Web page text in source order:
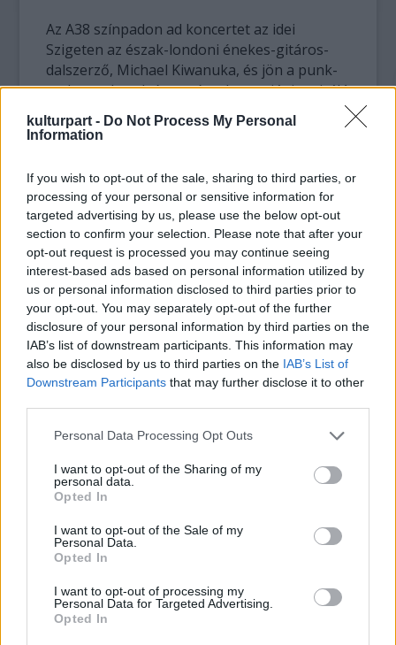
kulturpart - Do Not Process My Personal
Information
If you wish to opt-out of the sale, sharing to third parties, or
processing of your personal or sensitive information for
targeted advertising by us, please use the below opt-out
section to confirm your selection. Please note that after your
opt-out request is processed you may continue seeing
interest-based ads based on personal information utilized by
us or personal information disclosed to third parties prior to
your opt-out. You may separately opt-out of the further
disclosure of your personal information by third parties on the
IAB’s list of downstream participants. This information may
also be disclosed by us to third parties on the IAB’s List of
Downstream Participants that may further disclose it to other
Please note that this website/app uses one or more Google
not limited to your visit or usage behaviour. You may click to
grant or deny consent to Google and its third-party tags to
use your data for below specified purposes in below Google
consent section.
Personal Data Processing Opt Outs
I want to opt-out of the Sharing of my
personal data.
Opted In
I want to opt-out of the Sale of my
Personal Data.
Opted In
I want to opt-out of processing my
Personal Data for Targeted Advertising.
Opted In
Az A38 színpadon ad koncertet az idei
Szigeten az észak-londoni énekes-gitáros-
dalszerző, Michael Kiwanuka, és jön a punk-
rock zenekarok és zenészek tucatját inspiráló
Los Angeles-i Bad Religion is, amely tavaly
adta ki tizenhatodik albumát. Fellép az A38
melodramatikus alternatív popszámokat író
francia előadó, Woodkid, a svéd indie rock
formáció, a Peter Bjorn & John, Katy B brit
énekesnő, dalszerző, a dubstep kultúra egyik
fontos képviselője, Netsky belga drum'n'bass
előadó, a pszichedelikus rock albumával
tavaly az egész világot elbűvölő ausztrál
Tame Impala.
Érkezik a Szigetre az elektronikus
tánczenében utazó brit Orlando
Higginbottom, azaz Totally Enormous Extinct
gitárpopot játszó, szintén brit Everything
Wax Tailor, Zaz, vagyis Isabelle Geffroy
sanzonénekesnő, illetve az amszterdami
és indiai hangszerekkel színesíti hiphopját és
elektronikáját.
A szervezők bejelentése alapján az Aréna
sátor már biztos fellépői közé tartozik az